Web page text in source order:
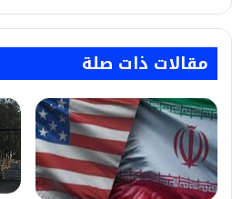
المنطقة
يشمل
لبنانمقالات ذات صلة